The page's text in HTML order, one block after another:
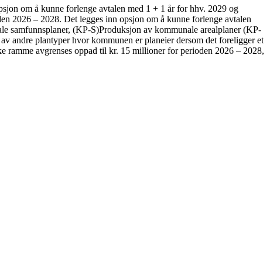
om å kunne forlenge avtalen med 1 + 1 år for hhv. 2029 og
2026 – 2028. Det legges inn opsjon om å kunne forlenge avtalen
samfunnsplaner, (KP-S)Produksjon av kommunale arealplaner (KP-
andre plantyper hvor kommunen er planeier dersom det foreligger et
avgrenses oppad til kr. 15 millioner for perioden 2026 – 2028,